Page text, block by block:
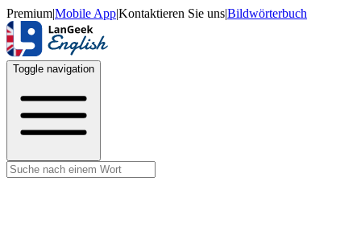
Premium|Mobile App|Kontaktieren Sie uns|Bildwörterbuch
Toggle navigation